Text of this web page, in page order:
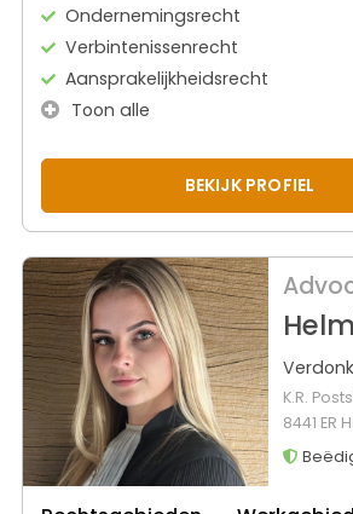
Ondernemingsrecht
Verbintenissenrecht
Aansprakelijkheidsrecht
Toon alle
BEKIJK PROFIEL
K.R.
8441 ER